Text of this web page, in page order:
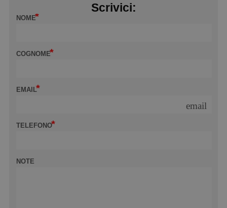
Scrivici:
NOME
COGNOME
EMAIL
email
TELEFONO
NOTE